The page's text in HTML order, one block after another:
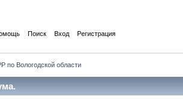
Поиск Вход Регистрация
по Вологодской области